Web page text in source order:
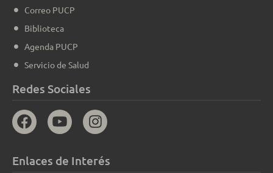
Correo PUCP
Biblioteca
Agenda PUCP
Servicio de Salud
Redes Sociales
Enlaces de Interés